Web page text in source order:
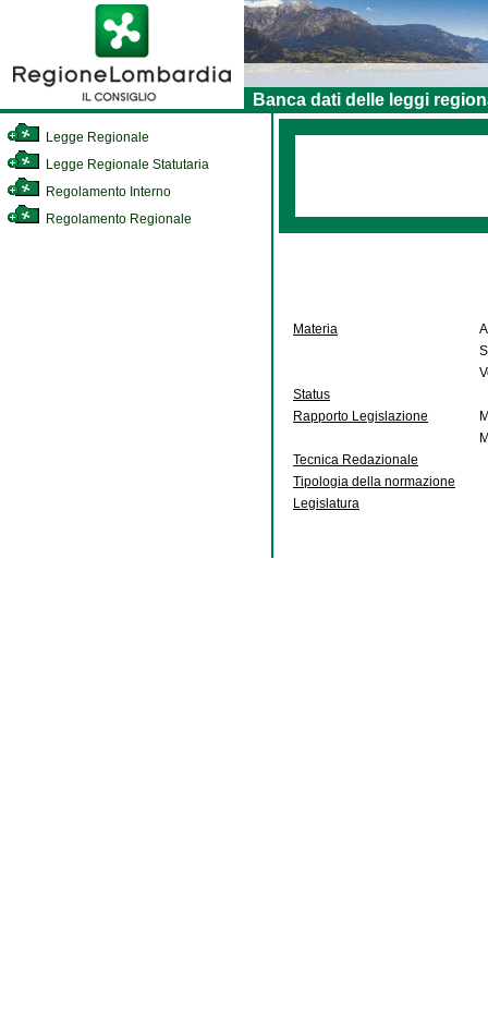
Banca dati delle leggi
Legge Regionale
Legge Regionale Statutaria
Regolamento Interno
Regolamento Regionale
Materia
Status
Rapporto Legislazione
Tecnica Redazionale
Tipologia della normazione
Legislatura